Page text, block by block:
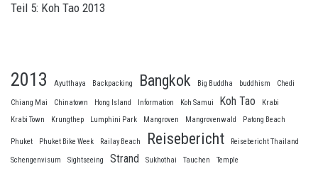
Teil 5: Koh Tao 2013
2013 Ayutthaya Backpacking Bangkok Big Buddha buddhism Chedi
Chiang Mai Chinatown Hong Island Information Koh Samui Koh Tao
Krabi
Krabi Town
Krungthep Lumphini Park Mangroven Mangrovenwald Patong Beach
Phuket Phuket Bike Week Railay Beach Reisebericht
Reisebericht Thailand
Schengenvisum
Sightseeing Strand Sukhothai Tauchen Temple